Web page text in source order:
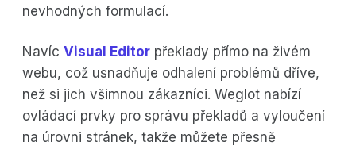
nevhodných formulací.
Navíc Visual Editor překlady přímo na živém
webu, což usnadňuje odhalení problémů dříve,
než si jich všimnou zákazníci. Weglot nabízí
ovládací prvky pro správu překladů a vyloučení
na úrovni stránek, takže můžete přesně